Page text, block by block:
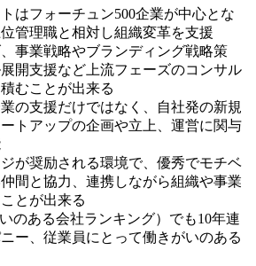
はフォーチュン500企業が中心とな
管理職と相対し組織変革を支援
事業戦略やブランディング戦略策
開支援など上流フェーズのコンサル
むことが出来る
の支援だけではなく、自社発の新規
トアップの企画や立上、運営に関与
が奨励される環境で、優秀でモチベ
間と協力、連携しながら組織や事業
とが出来る
のある会社ランキング）でも10年連
ー、従業員にとって働きがいのある